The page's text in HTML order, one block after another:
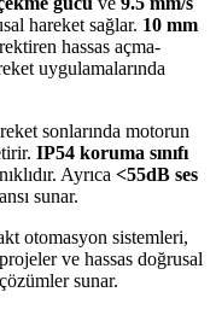
hareket sağlar. 10 mm
hassas açma-
uygulamalarında
sonlarında motorun
IP54 koruma sınıfı
Ayrıca <55dB ses
sunar.
otomasyon sistemleri,
ve hassas doğrusal
sunar.